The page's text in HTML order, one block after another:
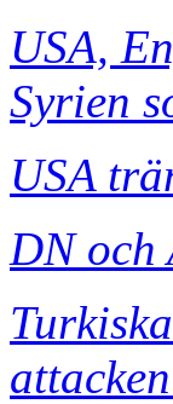
USA,
Syrien
USA
DN och